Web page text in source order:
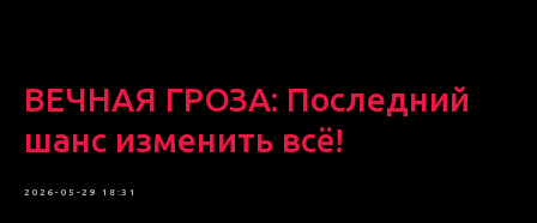
ВЕЧНАЯ ГРОЗА: Последний
шанс изменить всё!
2026-05-29 18:31